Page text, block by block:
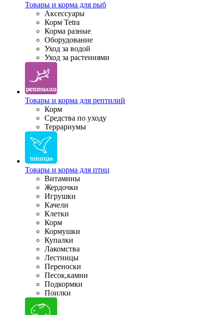
Товары и корма для рыб
Аксессуары
Корм Tetra
Корма разные
Оборудование
Уход за водой
Уход за растениями
Товары и корма для рептилий
Корм
Средства по уходу
Террариумы
Товары и корма для птиц
Витамины
Жердочки
Игрушки
Качели
Клетки
Корм
Кормушки
Купалки
Лакомства
Лестницы
Переноски
Песок,камни
Подкормки
Поилки